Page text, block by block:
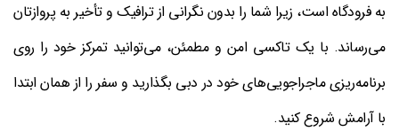
به فرودگاه است، زیرا شما را بدون نگرانی از ترافیک و تأخیر به پروازتان
می‌رساند. با یک تاکسی امن و مطمئن، می‌توانید تمرکز خود را روی
برنامه‌ریزی ماجراجویی‌های خود در دبی بگذارید و سفر را از همان ابتدا
با آرامش شروع کنید.